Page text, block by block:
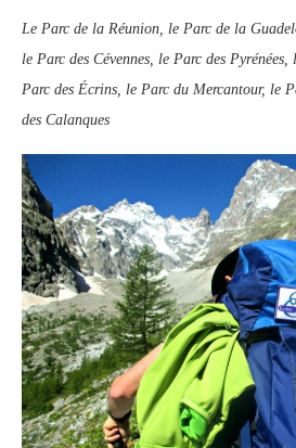
Le Parc de la Réunion, le Parc de la
le Parc des Cévennes, le Parc des
Parc des Écrins, le Parc du Mercantour, le
des Calanques